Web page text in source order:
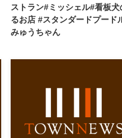
ストラン#ミッシェル#看板犬
るお店 #スタンダードプード
みゅうちゃん